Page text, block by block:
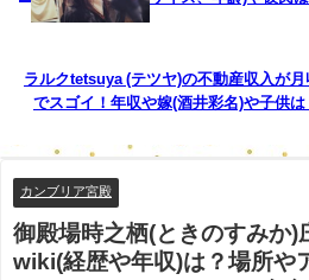
ラルクtetsuya (テツヤ)の不動産収入が月
でスゴイ！年収や嫁(酒井彩名)や子供は
カンブリア宮殿
御殿場時之栖(ときのすみか)
wiki(経歴や年収)は？場所や